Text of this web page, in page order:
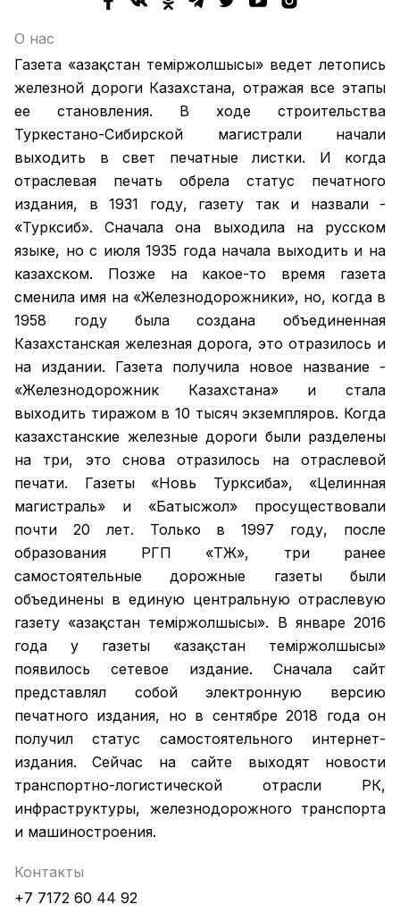
О нас
Газета «Қазақстан теміржолшысы» ведет летопись
железной дороги Казахстана, отражая все этапы
ее становления. В ходе строительства
Туркестано-Сибирской магистрали начали
выходить в свет печатные листки. И когда
отраслевая печать обрела статус печатного
издания, в 1931 году, газету так и назвали -
«Турксиб». Сначала она выходила на русском
языке, но с июля 1935 года начала выходить и на
казахском. Позже на какое-то время газета
сменила имя на «Железнодорожники», но, когда в
1958 году была создана объединенная
Казахстанская железная дорога, это отразилось и
на издании. Газета получила новое название -
«Железнодорожник Казахстана» и стала
выходить тиражом в 10 тысяч экземпляров. Когда
казахстанские железные дороги были разделены
на три, это снова отразилось на отраслевой
печати. Газеты «Новь Турксиба», «Целинная
магистраль» и «Батысжол» просуществовали
почти 20 лет. Только в 1997 году, после
образования РГП «ҚТЖ», три ранее
самостоятельные дорожные газеты были
объединены в единую центральную отраслевую
газету «Қазақстан темiржолшысы». В январе 2016
года у газеты «Қазақстан теміржолшысы»
появилось сетевое издание. Сначала сайт
представлял собой электронную версию
печатного издания, но в сентябре 2018 года он
получил статус самостоятельного интернет-
издания. Сейчас на сайте выходят новости
транспортно-логистической отрасли РК,
инфраструктуры, железнодорожного транспорта
и машиностроения.
Контакты
+7 7172 60 44 92